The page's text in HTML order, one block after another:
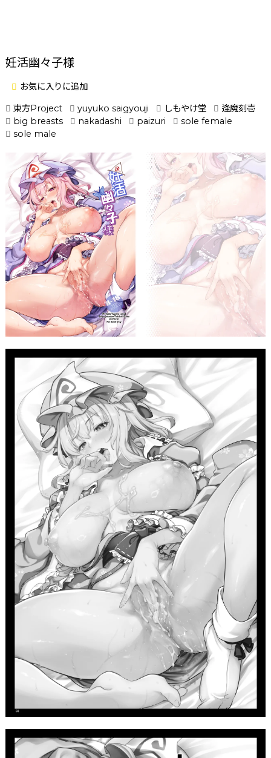
妊活幽々子様
お気に入りに追加
東方Project
yuyuko saigyouji しもやけ堂
逢魔刻壱
big breasts
nakadashi paizuri
sole female
sole male